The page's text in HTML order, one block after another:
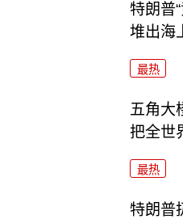
特朗普
堆出海
最热
五角大
把全世
最热
特朗普